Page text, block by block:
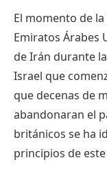
El momento de
Emiratos Árabes
de Irán durante
Israel que
que decenas de
abandonaran el
británicos se ha
principios de